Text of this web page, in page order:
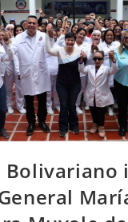
Bolivariano